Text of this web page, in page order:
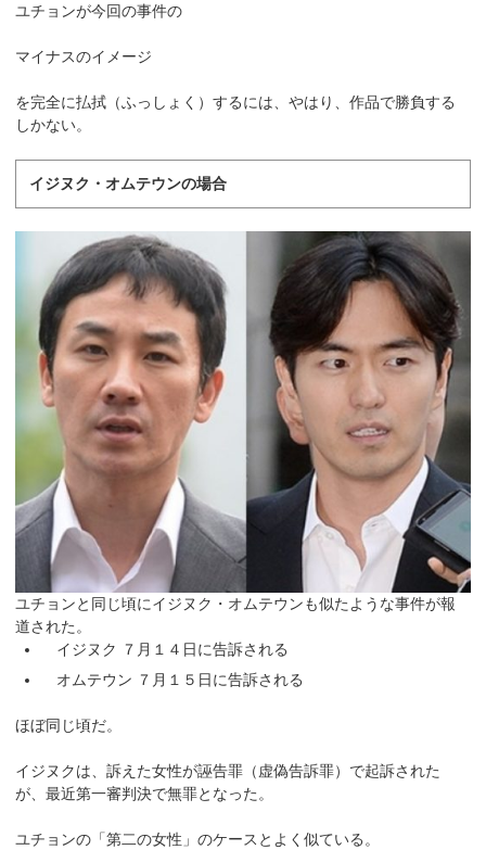
ユチョンが今回の事件の
マイナスのイメージ
を完全に払拭（ふっしょく）するには、やはり、作品で勝負する
しかない。
イジヌク・オムテウンの場合
ユチョンと同じ頃にイジヌク・オムテウンも似たような事件が報
道された。
イジヌク ７月１４日に告訴される
オムテウン ７月１５日に告訴される
ほぼ同じ頃だ。
イジヌクは、訴えた女性が誣告罪（虚偽告訴罪）で起訴された
が、最近第一審判決で無罪となった。
ユチョンの「第二の女性」のケースとよく似ている。